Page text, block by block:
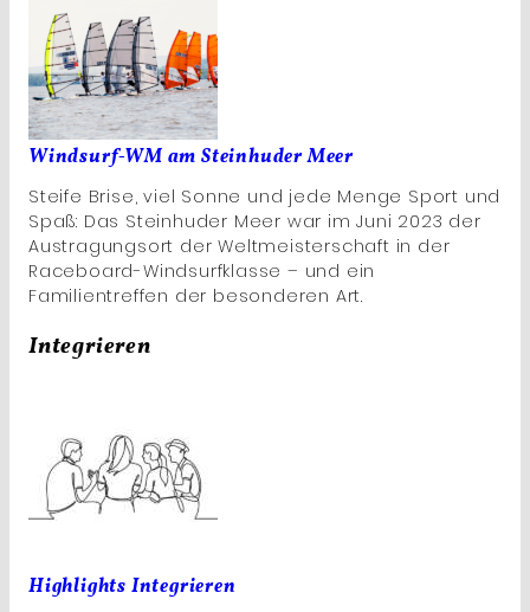
Windsurf-WM am Steinhuder Meer
Steife Brise, viel Sonne und jede Menge Sport und
Spaß: Das Steinhuder Meer war im Juni 2023 der
Austragungsort der Weltmeisterschaft in der
Raceboard-Windsurfklasse – und ein
Familientreffen der besonderen Art.
Integrieren
Highlights Integrieren